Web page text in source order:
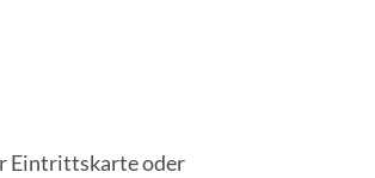
Eintrittskarte oder